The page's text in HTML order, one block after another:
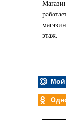
этаж.